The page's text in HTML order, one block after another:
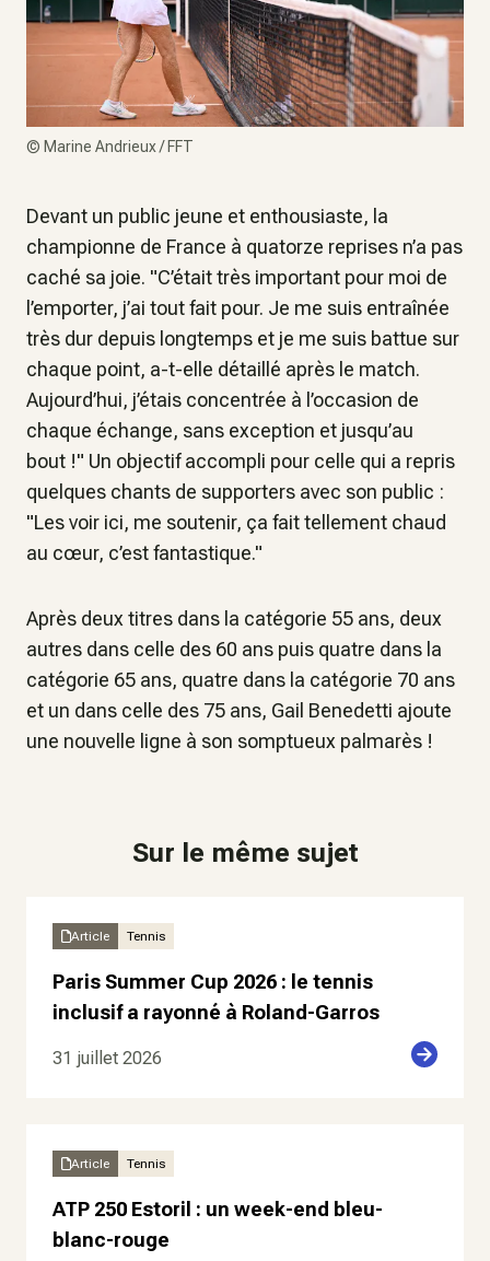
© Marine Andrieux / FFT
Devant un public jeune et enthousiaste, la
championne de France à quatorze reprises n’a pas
caché sa joie. "C’était très important pour moi de
l’emporter, j’ai tout fait pour. Je me suis entraînée
très dur depuis longtemps et je me suis battue sur
chaque point, a-t-elle détaillé après le match.
Aujourd’hui, j’étais concentrée à l’occasion de
chaque échange, sans exception et jusqu’au
bout !" Un objectif accompli pour celle qui a repris
quelques chants de supporters avec son public :
"Les voir ici, me soutenir, ça fait tellement chaud
au cœur, c’est fantastique."
Après deux titres dans la catégorie 55 ans, deux
autres dans celle des 60 ans puis quatre dans la
catégorie 65 ans, quatre dans la catégorie 70 ans
et un dans celle des 75 ans, Gail Benedetti ajoute
une nouvelle ligne à son somptueux palmarès !
Sur le même sujet
Article Tennis
Paris Summer Cup 2026 : le tennis
inclusif a rayonné à Roland-Garros
31 juillet 2026
Article Tennis
ATP 250 Estoril : un week-end bleu-
blanc-rouge